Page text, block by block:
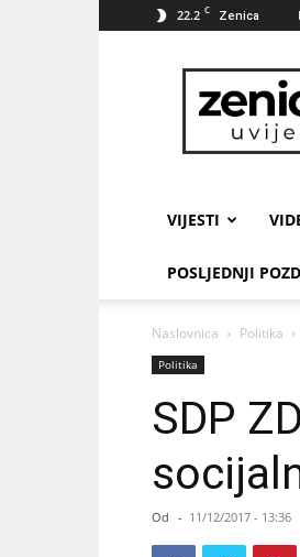
22.2 C Zenica
VIJESTI
POSLJEDNJI
Naslovnica Politika
Politika
SDP
Od - 11/12/2017 - 13:36